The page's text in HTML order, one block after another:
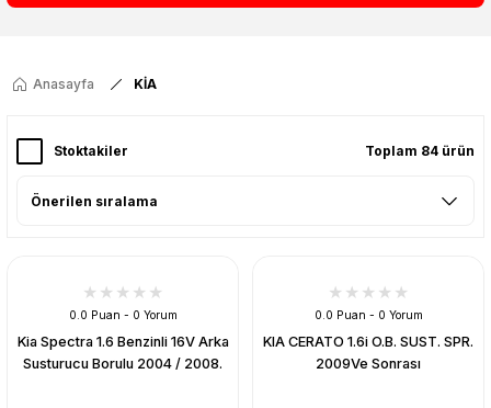
Anasayfa KİA
Stoktakiler Toplam 84 ürün
0.0 Puan - 0 Yorum
Kia Spectra 1.6 Benzinli 16V Arka
Susturucu Borulu 2004 / 2008.
0.0 Puan - 0 Yorum
KIA CERATO 1.6i O.B. SUST. SPR.
2009Ve Sonrası